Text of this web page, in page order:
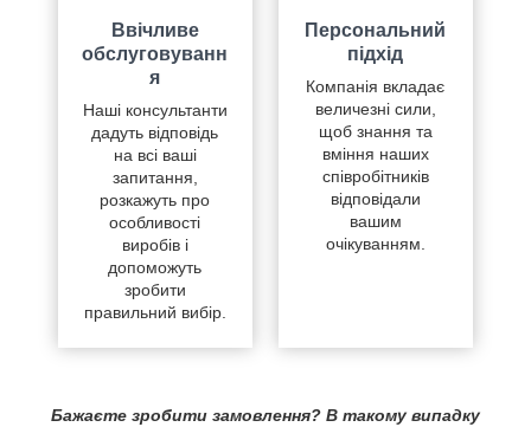
Ввічливе
обслуговуванн
я
Наші консультанти
дадуть відповідь
на всі ваші
запитання,
розкажуть про
особливості
виробів і
допоможуть
зробити
правильний вибір.
Персональний
підхід
Компанія вкладає
величезні сили,
щоб знання та
вміння наших
співробітників
відповідали
вашим
очікуванням.
Бажаєте зробити замовлення? В такому випадку